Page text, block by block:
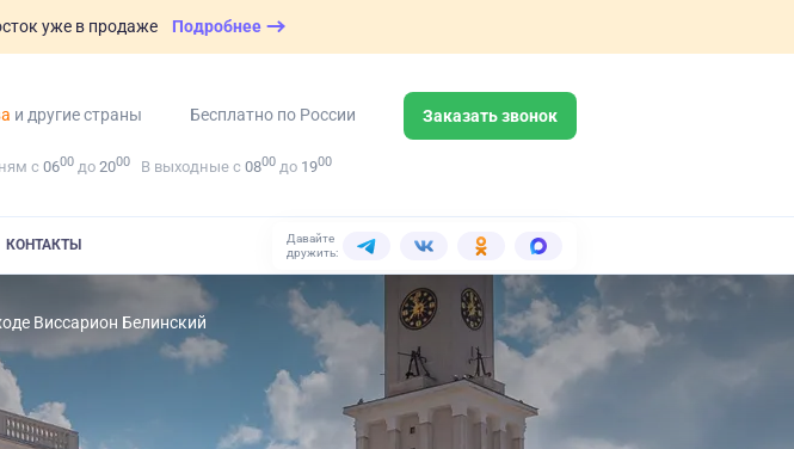
уже в продаже Подробнее
и другие страны Бесплатно по России Заказать звонок
с 0600 до 2000 В выходные с 0800 до 1900
КОНТАКТЫ
Давайте
дружить:
Виссарион Белинский